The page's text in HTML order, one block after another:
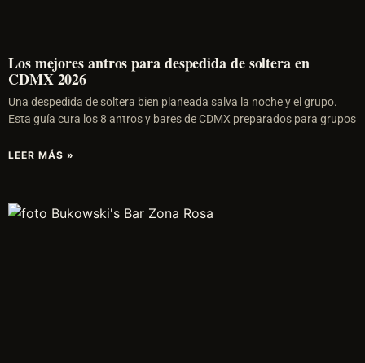
Los mejores antros para despedida de soltera en
CDMX 2026
Una despedida de soltera bien planeada salva la noche y el grupo.
Esta guía cura los 8 antros y bares de CDMX preparados para grupos
LEER MÁS »